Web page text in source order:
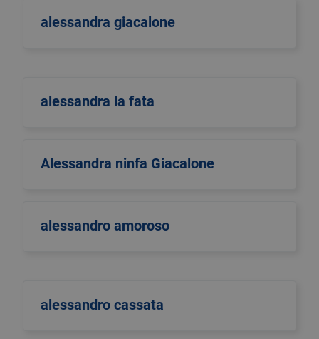
alessandra giacalone
alessandra la fata
Alessandra ninfa Giacalone
alessandro amoroso
alessandro cassata